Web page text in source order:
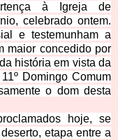
à Igreja de
celebrado ontem.
e testemunham a
maior concedido por
história em vista da
Domingo Comum
o dom desta
hoje, se
etapa entre a